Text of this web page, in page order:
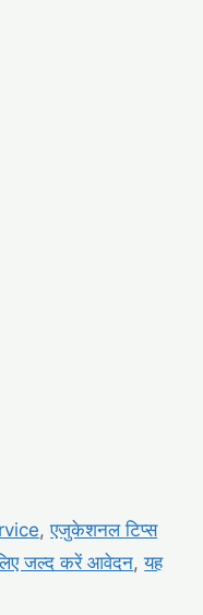
,एजुकेशनल टिप्स
जल्द करें आवेदन,यह